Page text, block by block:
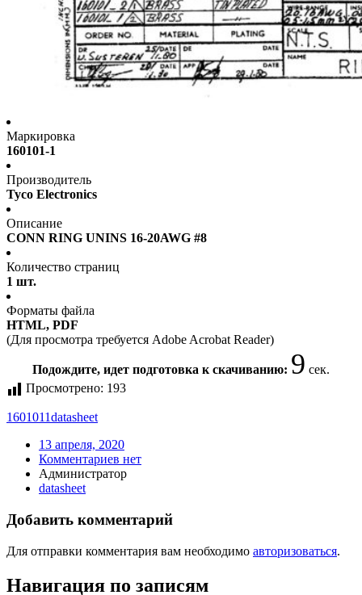
Маркировка
160101-1
Производитель
Tyco Electronics
Описание
CONN RING UNINS 16-20AWG #8
Количество страниц
1 шт.
Форматы файла
HTML, PDF
(Для просмотра требуется Adobe Acrobat Reader)
Подождите, идет подготовка к скачиванию: 9 сек.
Просмотрено: 193
1601011datasheet
13 апреля, 2020
Комментариев нет
Администратор
datasheet
Добавить комментарий
Для отправки комментария вам необходимо авторизоваться.
Навигация по записям